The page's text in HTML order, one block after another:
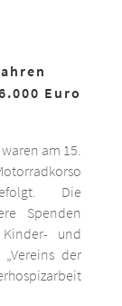
Euro
am 15.
Die
Spenden
und
der